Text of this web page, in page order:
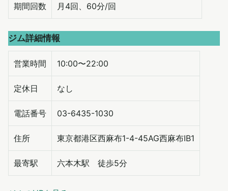
期間回数 月4回、60分/回
ジム詳細情報
営業時間 10:00〜22:00
定休日 なし
電話番号 03-6435-1030
住所 東京都港区西麻布1-4-45AG西麻布ⅠB1
最寄駅 六本木駅 徒歩5分